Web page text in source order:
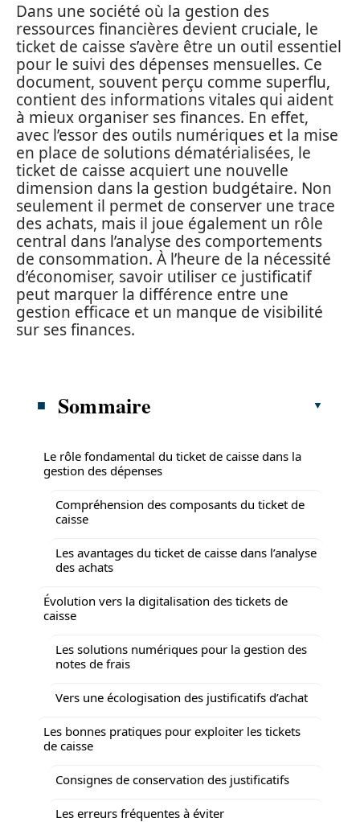
Dans une société où la gestion des
ressources financières devient cruciale, le
ticket de caisse s’avère être un outil essentiel
pour le suivi des dépenses mensuelles. Ce
document, souvent perçu comme superflu,
contient des informations vitales qui aident
à mieux organiser ses finances. En effet,
avec l’essor des outils numériques et la mise
en place de solutions dématérialisées, le
ticket de caisse acquiert une nouvelle
dimension dans la gestion budgétaire. Non
seulement il permet de conserver une trace
des achats, mais il joue également un rôle
central dans l’analyse des comportements
de consommation. À l’heure de la nécessité
d’économiser, savoir utiliser ce justificatif
peut marquer la différence entre une
gestion efficace et un manque de visibilité
sur ses finances.
Sommaire
Le rôle fondamental du ticket de caisse dans la
gestion des dépenses
Compréhension des composants du ticket de
caisse
Les avantages du ticket de caisse dans l’analyse
des achats
Évolution vers la digitalisation des tickets de
caisse
Les solutions numériques pour la gestion des
notes de frais
Vers une écologisation des justificatifs d’achat
Les bonnes pratiques pour exploiter les tickets
de caisse
Consignes de conservation des justificatifs
Les erreurs fréquentes à éviter